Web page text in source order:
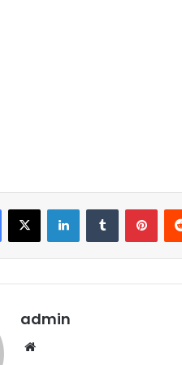
Facebook
X LinkedInTumblr
admin